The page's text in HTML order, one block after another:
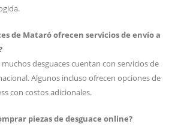
de Mataró ofrecen servicios de envío a
muchos desguaces cuentan con servicios de
Algunos incluso ofrecen opciones de
con costos adicionales.
piezas de desguace online?